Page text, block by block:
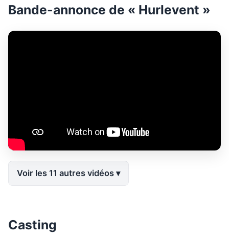
Bande-annonce de « Hurlevent »
Voir les 11 autres vidéos
Casting